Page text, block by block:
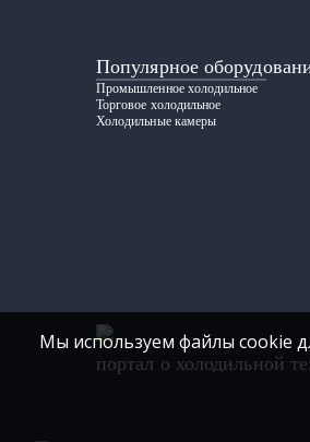
Популярное
Промышленное холодильное
Торговое холодильное
Холодильные камеры
портал о холодильной
Мы используем файлы cookie